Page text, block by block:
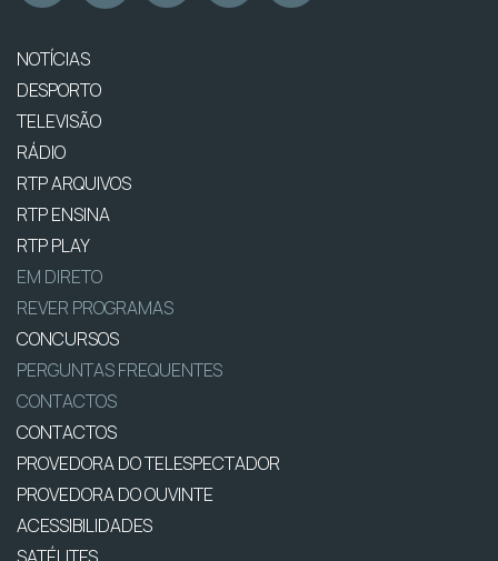
NOTÍCIAS
DESPORTO
TELEVISÃO
RÁDIO
RTP ARQUIVOS
RTP ENSINA
RTP PLAY
EM DIRETO
REVER PROGRAMAS
CONCURSOS
PERGUNTAS FREQUENTES
CONTACTOS
CONTACTOS
PROVEDORA DO TELESPECTADOR
PROVEDORA DO OUVINTE
ACESSIBILIDADES